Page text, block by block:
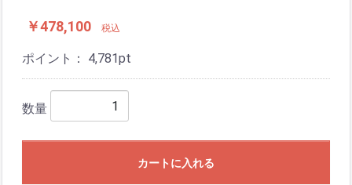
￥478,100 税込
ポイント： 4,781pt
数量
カートに入れる